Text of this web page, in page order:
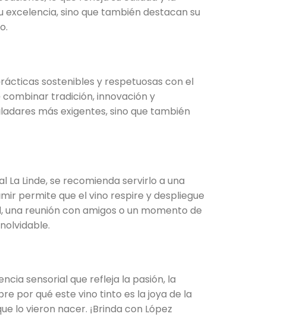
sino que también destacan su
sostenibles y respetuosas con el
tradición, innovación y
más exigentes, sino que también
Linde, se recomienda servirlo a una
permite que el vino respire y despliegue
reunión con amigos o un momento de
sensorial que refleja la pasión, la
por qué este vino tinto es la joya de la
lo vieron nacer. ¡Brinda con López